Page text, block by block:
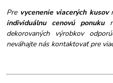
Pre vycenenie viacerých kusov
individuálnu cenovú ponuku
dekorovaných výrobkov
neváhajte nás kontaktovať pre